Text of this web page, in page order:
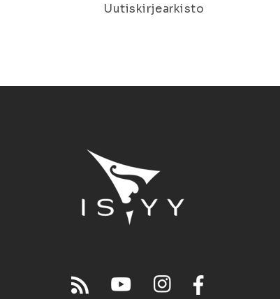
Uutiskirjearkisto